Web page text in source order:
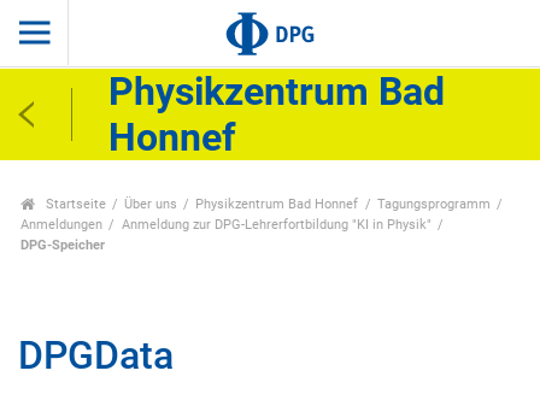
Physikzentrum Bad
Honnef
Startseite Über uns Physikzentrum Bad Honnef
Tagungsprogramm
Anmeldungen
Anmeldung zur DPG-Lehrerfortbildung "KI in Physik"
DPG-Speicher
DPGData